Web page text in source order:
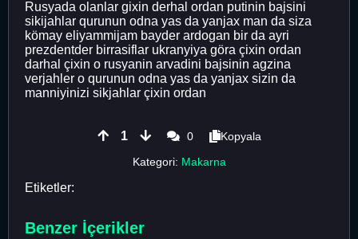
Rusyada olanlar gixin derhal ordan putinin bajsini
sikijahlar qurunun odna yas da yanjax man da siza
kömay eliyammijam bayder ardogan bir da ayri
prezdentder birrasiflar ukranyiya göra çixin ordan
darhal çixin o rusyanin arvadini bajsinin agzina
verjahler o qurunun odna yas da yanjax sizin da
manniyinizi sikjahlar çixin ordan
1 0
Kopyala
Kategori: Makarna
Etiketler:
Benzer İçerikler